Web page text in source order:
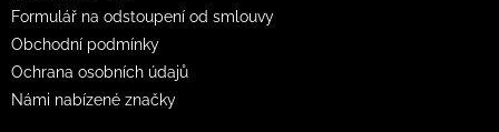
Formulář na odstoupení od smlouvy
Obchodní podmínky
Ochrana osobních údajů
Námi nabízené značky